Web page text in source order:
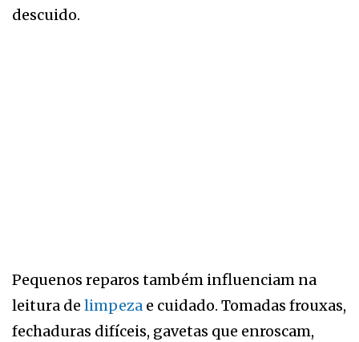
descuido.
Pequenos reparos também influenciam na
leitura de limpeza e cuidado. Tomadas frouxas,
fechaduras difíceis, gavetas que enroscam,